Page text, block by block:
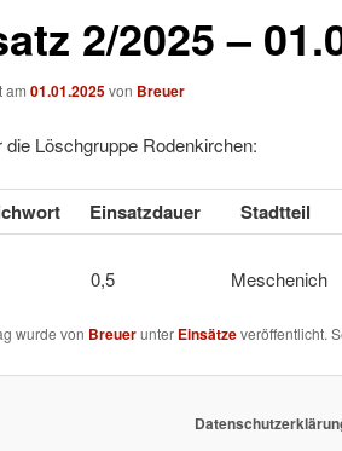
2/2025 –
am 01.01.2025von Breuer
die Löschgruppe Rodenkirchen:
Einsatzdauer Stadtteil
1 0,5
wurde von Breuerunter Einsätzeveröffentlicht.